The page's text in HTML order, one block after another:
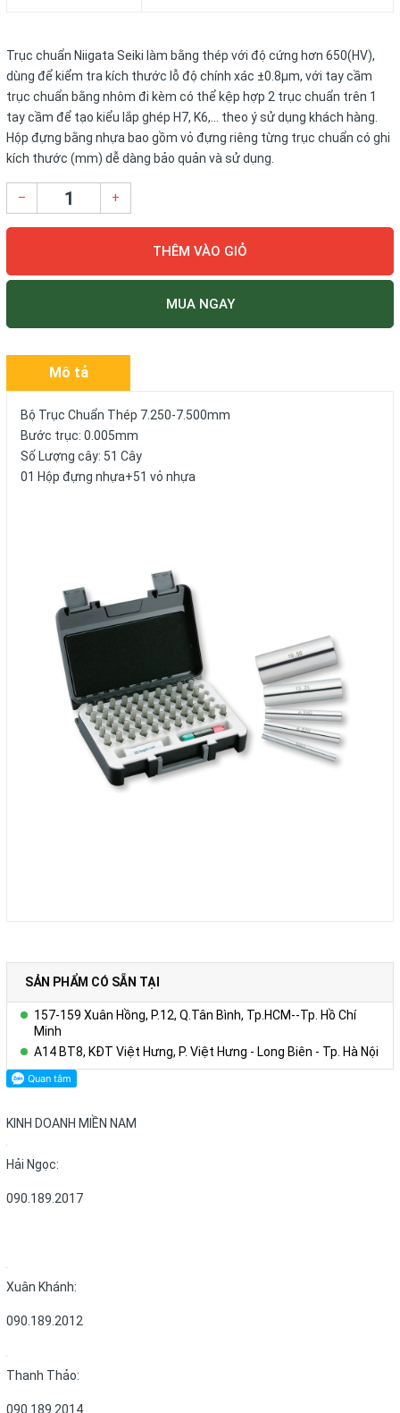
Trục chuẩn Niigata Seiki làm bằng thép với độ cứng hơn 650(HV),
dùng để kiểm tra kích thước lỗ độ chính xác ±0.8μm, với tay cầm
trục chuẩn bằng nhôm đi kèm có thể kệp hợp 2 trục chuẩn trên 1
tay cầm để tạo kiểu lắp ghép H7, K6,... theo ý sử dụng khách hàng.
Hộp đựng bằng nhựa bao gồm vỏ đựng riêng từng trục chuẩn có ghi
kích thước (mm) dễ dàng bảo quản và sử dụng.
– +
THÊM VÀO GIỎ
MUA NGAY
Mô tả
Bộ Trục Chuẩn Thép 7.250-7.500mm
Bước trục: 0.005mm
Số Lượng cây: 51 Cây
01 Hộp đựng nhựa+51 vỏ nhựa
SẢN PHẨM CÓ SẴN TẠI
157-159 Xuân Hồng, P.12, Q.Tân Bình, Tp.HCM--Tp. Hồ Chí
Minh
A14 BT8, KĐT Việt Hưng, P. Việt Hưng - Long Biên - Tp. Hà Nội
KINH DOANH MIỀN NAM
Hải Ngọc:
090.189.2017
Xuân Khánh:
090.189.2012
Thanh Thảo:
090.189.2014